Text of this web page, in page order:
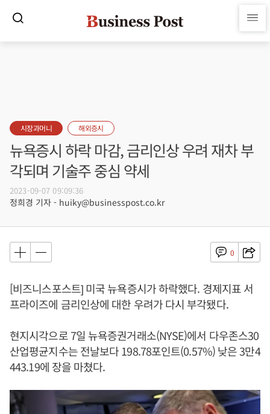
시장과머니 해외증시
뉴욕증시 하락 마감, 금리인상 우려 재차 부
각되며 기술주 중심 약세
2023-09-07 09:09:36
정희경 기자 - huiky@businesspost.co.kr
0
[비즈니스포스트] 미국 뉴욕증시가 하락했다. 경제지표 서
프라이즈에 금리인상에 대한 우려가 다시 부각됐다.
현지시각으로 7일 뉴욕증권거래소(NYSE)에서 다우존스30
산업평균지수는 전날보다 198.78포인트(0.57%) 낮은 3만4
443.19에 장을 마쳤다.